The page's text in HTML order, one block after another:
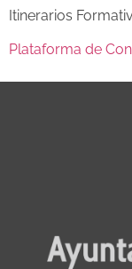
Itinerarios
Plataforma de